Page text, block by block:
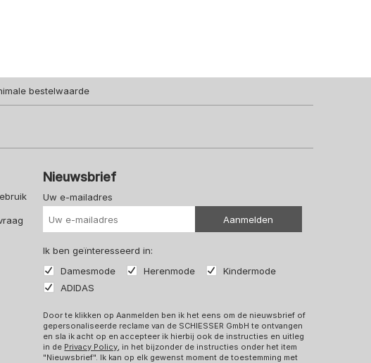
bestelwaarde
Nieuwsbrief
Uw e-mailadres
Aanmelden
Ik ben geïnteresseerd in:
Damesmode
Herenmode
Kindermode
ADIDAS
Door te klikken op Aanmelden ben ik het eens om de nieuwsbrief of
gepersonaliseerde reclame van de SCHIESSER GmbH te ontvangen
en sla ik acht op en accepteer ik hierbij ook de instructies en uitleg
in de Privacy Policy, in het bijzonder de instructies onder het item
"Nieuwsbrief". Ik kan op elk gewenst moment de toestemming met